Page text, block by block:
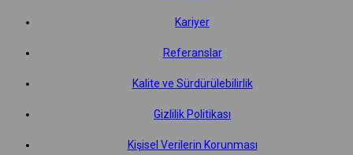
Kariyer
Referanslar
Kalite ve Sürdürülebilirlik
Gizlilik Politikası
Kişisel Verilerin Korunması